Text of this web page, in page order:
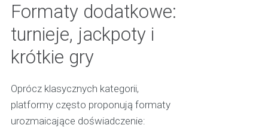
Formaty dodatkowe:
turnieje, jackpoty i
krótkie gry
Oprócz klasycznych kategorii,
platformy często proponują formaty
urozmaicające doświadczenie: